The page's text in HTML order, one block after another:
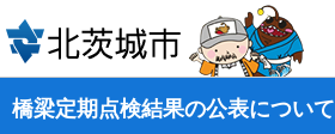
橋梁定期点検結果の公表について